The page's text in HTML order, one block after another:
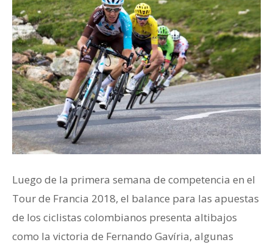
Luego de la primera semana de competencia en el
Tour de Francia 2018, el balance para las apuestas
de los ciclistas colombianos presenta altibajos
como la victoria de Fernando Gavíria, algunas